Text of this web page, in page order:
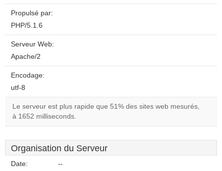
Propulsé par:
PHP/5.1.6
Serveur Web:
Apache/2
Encodage:
utf-8
Le serveur est plus rapide que 51% des sites web mesurés,
à 1652 milliseconds.
Organisation du Serveur
Date: --